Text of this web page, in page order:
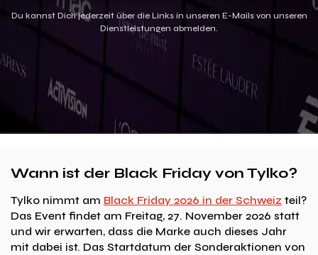
Du kannst Dich jederzeit über die Links in unseren E-Mails von unseren
Dienstleistungen abmelden.
Wann ist der Black Friday von Tylko?
Tylko nimmt am Black Friday 2026 in der Schweiz teil?
Das Event findet am Freitag, 27. November 2026 statt
und wir erwarten, dass die Marke auch dieses Jahr
mit dabei ist. Das Startdatum der Sonderaktionen von